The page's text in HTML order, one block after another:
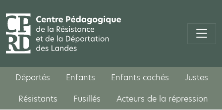
Déportés Enfants Enfants cachés
Justes
Résistants
Fusillés Acteurs de la répression